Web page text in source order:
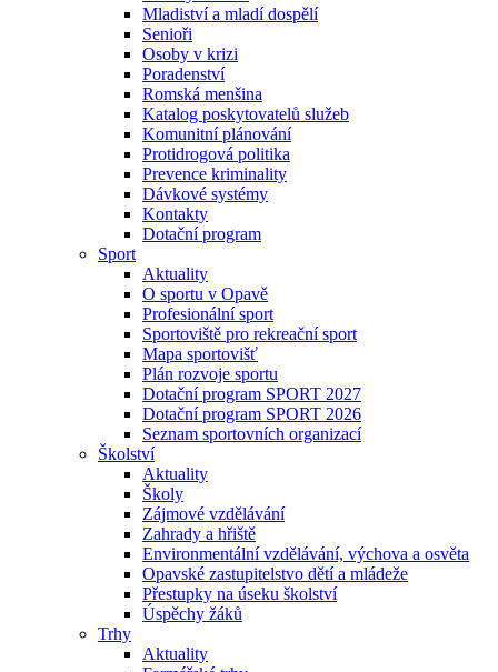
Mladiství a mladí dospělí
Senioři
Osoby v krizi
Poradenství
Romská menšina
Katalog poskytovatelů služeb
Komunitní plánování
Protidrogová politika
Prevence kriminality
Dávkové systémy
Kontakty
Dotační program
Sport
Aktuality
O sportu v Opavě
Profesionální sport
Sportoviště pro rekreační sport
Mapa sportovišť
Plán rozvoje sportu
Dotační program SPORT 2027
Dotační program SPORT 2026
Seznam sportovních organizací
Školství
Aktuality
Školy
Zájmové vzdělávání
Zahrady a hřiště
Environmentální vzdělávání, výchova a osvěta
Opavské zastupitelstvo dětí a mládeže
Přestupky na úseku školství
Úspěchy žáků
Trhy
Aktuality